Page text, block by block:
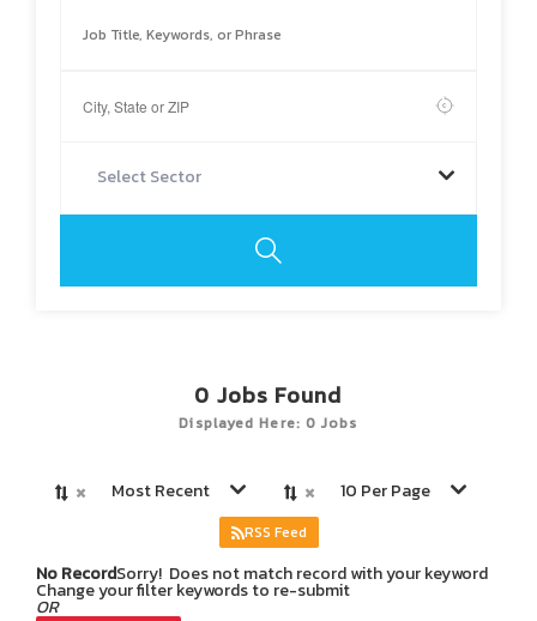
Select Sector
0 Jobs Found
Displayed Here: 0 Jobs
× Most Recent × 10 Per Page
RSS Feed
No RecordSorry! Does not match record with your keyword
Change your filter keywords to re-submit
OR